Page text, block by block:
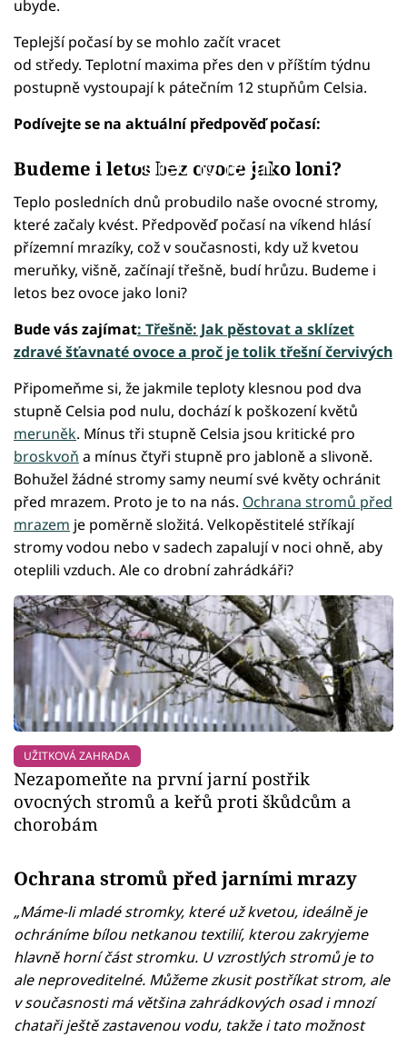
ubyde.
Teplejší počasí by se mohlo začít vracet
od středy. Teplotní maxima přes den v příštím týdnu
postupně vystoupají k pátečním 12 stupňům Celsia.
Podívejte se na aktuální předpověď počasí:
Failed to fetch
Budeme i letos bez ovoce jako loni?
Teplo posledních dnů probudilo naše ovocné stromy,
které začaly kvést. Předpověď počasí na víkend hlásí
přízemní mrazíky, což v současnosti, kdy už kvetou
meruňky, višně, začínají třešně, budí hrůzu. Budeme i
letos bez ovoce jako loni?
Bude vás zajímat: Třešně: Jak pěstovat a sklízet
zdravé šťavnaté ovoce a proč je tolik třešní červivých
Připomeňme si, že jakmile teploty klesnou pod dva
stupně Celsia pod nulu, dochází k poškození květů
meruněk. Mínus tři stupně Celsia jsou kritické pro
broskvoň a mínus čtyři stupně pro jabloně a slivoně.
Bohužel žádné stromy samy neumí své květy ochránit
před mrazem. Proto je to na nás. Ochrana stromů před
mrazem je poměrně složitá. Velkopěstitelé stříkají
stromy vodou nebo v sadech zapalují v noci ohně, aby
oteplili vzduch. Ale co drobní zahrádkáři?
UŽITKOVÁ ZAHRADA
Nezapomeňte na první jarní postřik
ovocných stromů a keřů proti škůdcům a
chorobám
Ochrana stromů před jarními mrazy
„Máme-li mladé stromky, které už kvetou, ideálně je
ochráníme bílou netkanou textilií, kterou zakryjeme
hlavně horní část stromku. U vzrostlých stromů je to
ale neproveditelné. Můžeme zkusit postříkat strom, ale
v současnosti má většina zahrádkových osad i mnozí
chataři ještě zastavenou vodu, takže i tato možnost